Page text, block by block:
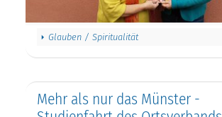
Glauben / Spiritualität
Mehr als nur das Münster -